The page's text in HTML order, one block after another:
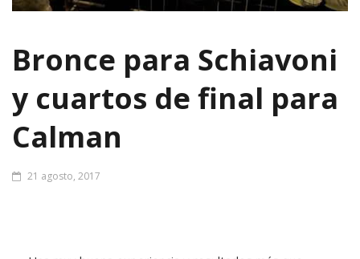
Bronce para Schiavoni
y cuartos de final para
Calman
21 agosto, 2017